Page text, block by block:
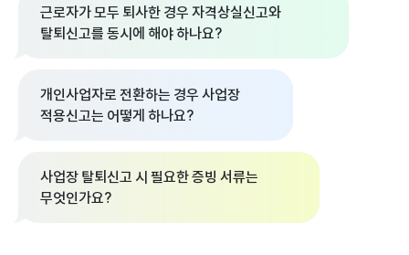
근로자가 모두 퇴사한 경우 자격상실신고와
탈퇴신고를 동시에 해야 하나요?
개인사업자로 전환하는 경우 사업장
적용신고는 어떻게 하나요?
사업장 탈퇴신고 시 필요한 증빙 서류는
무엇인가요?